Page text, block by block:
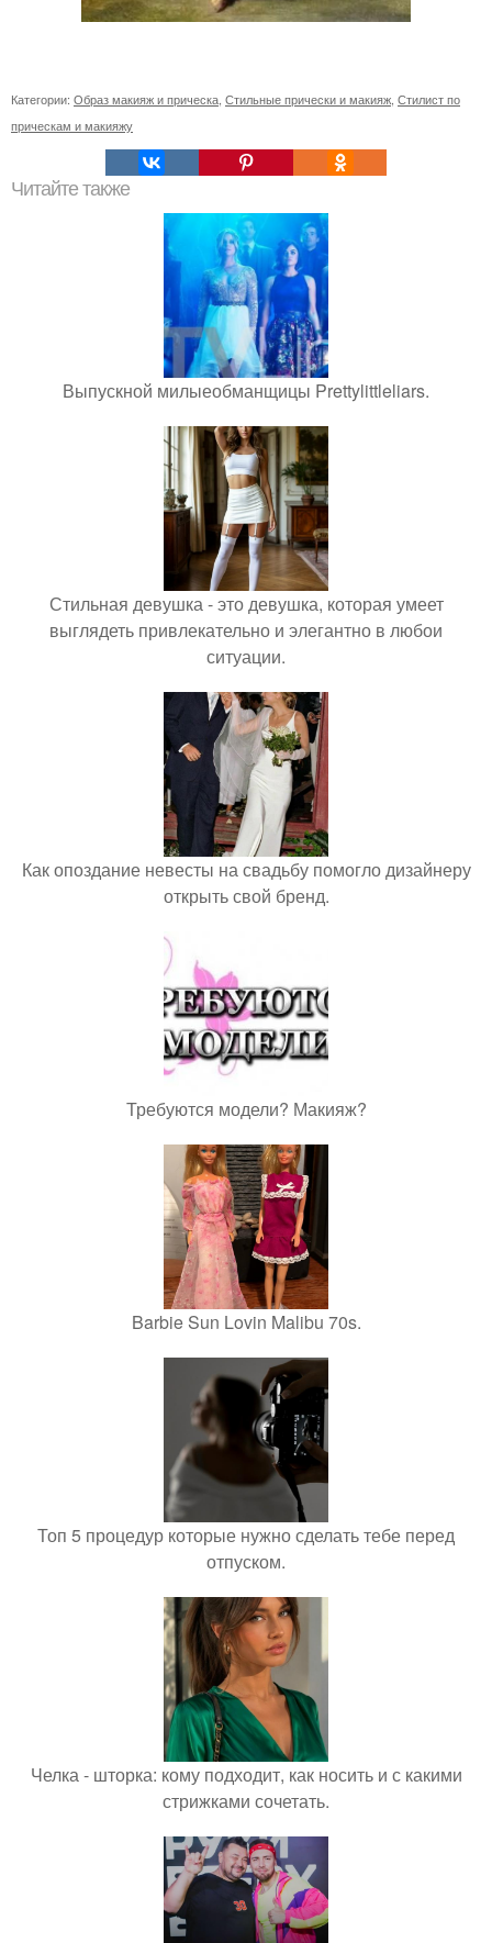
Категории: Образ макияж и прическа Стильные прически и макияж Стилист по
прическам и макияжу
Читайте также
Выпускной милыеобманщицы Prettylittleliars.
Стильная девушка - это девушка, которая умеет
выглядеть привлекательно и элегантно в любои
ситуации.
Как опоздание невесты на свадьбу помогло дизайнеру
открыть свой бренд.
Требуются модели? Макияж?
Barbie Sun Lovin Malibu 70s.
Топ 5 процедур которые нужно сделать тебе перед
отпуском.
Челка - шторка: кому подходит, как носить и с какими
стрижками сочетать.